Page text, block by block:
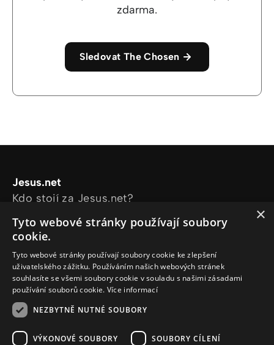
zdarma.
Sledovat The Chosen
Jesus.net
Kdo stojí za Jesus.net?
Články
Online kurzy
Naše projekty
Chci se zeptat
Sleduj nás
×
Tyto webové stránky používají soubory
cookie.
Tyto webové stránky používají soubory cookie ke zlepšení
uživatelského zážitku. Používáním našich webových stránek
souhlasíte se všemi soubory cookie v souladu s našimi zásadami
používání souborů cookie. Více informací
NEZBYTNĚ NUTNÉ SOUBORY
VÝKONOVÉ SOUBORY SOUBORY CÍLENÍ